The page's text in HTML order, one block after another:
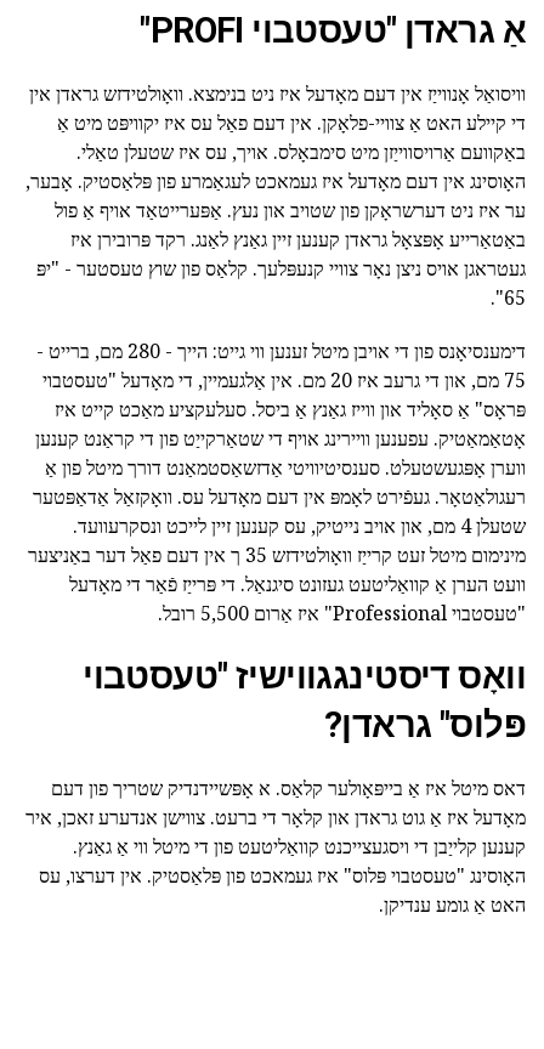
אַ גראדן "טעסטבוי PROFI"
וויסואַל אָנווייַז אין דעם מאָדעל איז ניט בנימצא. וואָולטידזש גראדן אין
די קיילע האט אַ צוויי-פלאָקן. אין דעם פאַל עס איז יקוויפּט מיט אַ
באַקוועם אַרויסווייַזן מיט סימבאָלס. אויך, עס איז שטעלן טאַלי.
האָוסינג אין דעם מאָדעל איז געמאכט לעגאַמרע פון פּלאַסטיק. אָבער,
ער איז ניט דערשראָקן פון שטויב און נעץ. אַפּערייטאַד אויף אַ פול
באַטאַרייע אָפּצאָל גראדן קענען זיין גאַנץ לאַנג. רקד פּרובירן איז
געטראגן אויס ניצן נאָר צוויי קנעפּלעך. קלאַס פון שוץ טעסטער - "יפּ
65".
דימענסיאָנס פון די אויבן מיטל זענען ווי גייט: הייך - 280 מם, ברייט -
75 מם, און די גרעב איז 20 מם. אין אַלגעמיין, די מאָדעל "טעסטבוי
פּראָס" אַ סאָליד און ווייז גאַנץ אַ ביסל. סעלעקציע מאַכט קייט איז
אָטאַמאַטיק. עפענען וויירינג אויף די שטאַרקייַט פון די קראַנט קענען
ווערן אָפּגעשטעלט. סענסיטיוויטי אַדזשאַסטמאַנט דורך מיטל פון אַ
רעגולאַטאָר. געפֿירט לאָמפּ אין דעם מאָדעל עס. וואָקזאַל אַדאַפּטער
שטעלן 4 מם, און אויב נייטיק, עס קענען זיין לייכט ונסקרעוועד.
מינימום מיטל זעט קרייַז וואָולטידזש 35 ך אין דעם פאַל דער באַניצער
וועט הערן אַ קוואַליטעט געזונט סיגנאַל. די פּרייַז פֿאַר די מאָדעל
"טעסטבוי Professional" איז אַרום 5,500 רובל.
וואָס דיסטינגגווישיז "טעסטבוי
פּלוס" גראדן?
דאס מיטל איז אַ בייפּאָולער קלאַס. א אָפּשיידנדיק שטריך פון דעם
מאָדעל איז אַ גוט גראדן און קלאָר די ברעט. צווישן אנדערע זאכן, איר
קענען קלייַבן די ויסגעצייכנט קוואַליטעט פון די מיטל ווי אַ גאַנץ.
האָוסינג "טעסטבוי פּלוס" איז געמאכט פון פּלאַסטיק. אין דערצו, עס
האט אַ גומע ענדיקן.